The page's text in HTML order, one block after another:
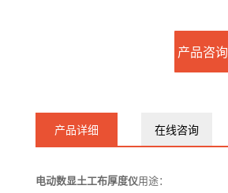
产品咨询
产品详细 在线咨询
电动数显土工布厚度仪用途：